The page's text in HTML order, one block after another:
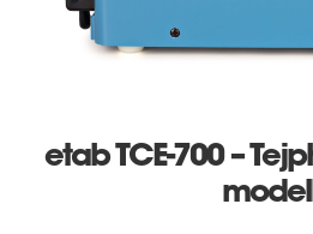
etab TCE-700 –